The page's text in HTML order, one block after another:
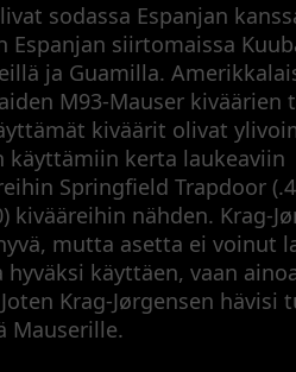
sodassa Espanjan
Espanjan siirtomaissa
ja Guamilla.
M93-Mauser kiväärien
kiväärit olivat
käyttämiin kerta laukeaviin
Springfield Trapdoor
kivääreihin nähden. Krag-
mutta asetta ei voinut
käyttäen, vaan
Krag-Jørgensen hävisi
Mauserille.